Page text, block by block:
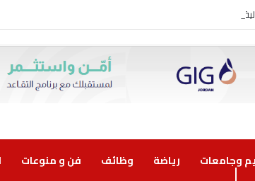
مشتركة
وجامعات رياضة وظائف فن و منوعات